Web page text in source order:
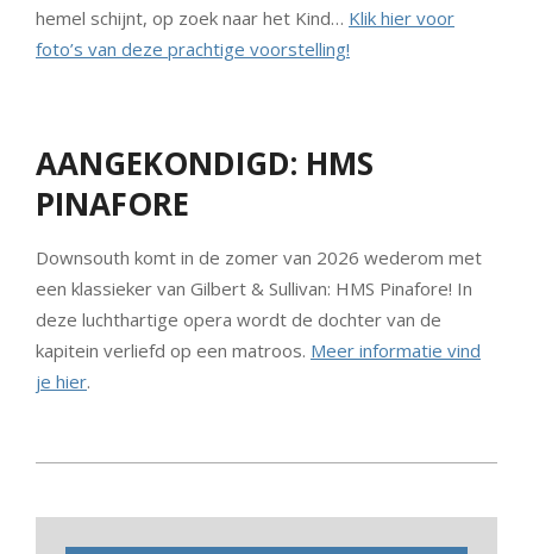
hemel schijnt, op zoek naar het Kind… Klik hier voor
foto’s van deze prachtige voorstelling!
AANGEKONDIGD: HMS
PINAFORE
Downsouth komt in de zomer van 2026 wederom met
een klassieker van Gilbert & Sullivan: HMS Pinafore! In
deze luchthartige opera wordt de dochter van de
kapitein verliefd op een matroos. Meer informatie vind
je hier.